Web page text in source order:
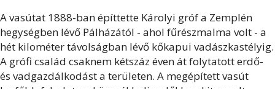
A vasútat 1888-ban építtette Károlyi gróf a Zemplén
hegységben lévő Pálházától - ahol fűrészmalma volt - a
hét kilométer távolságban lévő kőkapui vadászkastélyig.
A grófi család csaknem kétszáz éven át folytatott erdő-
és vadgazdálkodást a területen. A megépített vasút